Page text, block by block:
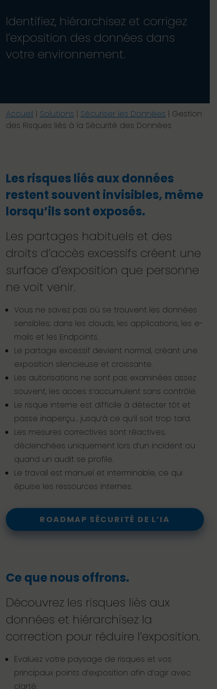
Identifiez, hiérarchisez et corrigez
l’exposition des données dans
votre environnement.
Accueil | Solutions | Sécuriser les Données | Gestion
des Risques liés à la Sécurité des Données
Les risques liés aux données
restent souvent invisibles, même
lorsqu’ils sont exposés.
Les partages habituels et des
droits d’accès excessifs créent une
surface d’exposition que personne
ne voit venir.
Vous ne savez pas où se trouvent les données
sensibles; dans les clouds, les applications, les e-
mails et les Endpoints.
Le partage excessif devient normal, créant une
exposition silencieuse et croissante.
Les autorisations ne sont pas examinées assez
souvent, les acces s’accumulent sans contrôle.
Le risque interne est difficile à détecter tôt et
passe inaperçu… jusqu’à ce qu’il soit trop tard.
Les mesures correctives sont réactives,
déclenchées uniquement lors d’un incident ou
quand un audit se profile.
Le travail est manuel et interminable, ce qui
épuise les ressources internes.
ROADMAP SÉCURITÉ DE L’IA
Ce que nous offrons.
Découvrez les risques liés aux
données et hiérarchisez la
correction pour réduire l’exposition.
Évaluez votre paysage de risques et vos
principaux points d’exposition afin d’agir avec
clarté.